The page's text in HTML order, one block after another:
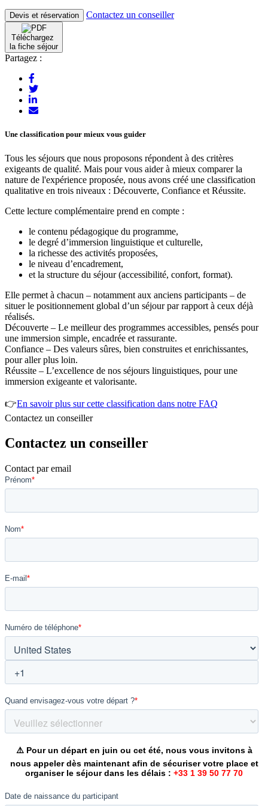
Devis et réservation Contactez un conseiller
Téléchargez
la fiche séjour
Partagez :
Une classification pour mieux vous guider
Tous les séjours que nous proposons répondent à des critères
exigeants de qualité. Mais pour vous aider à mieux comparer la
nature de l'expérience proposée, nous avons créé une classification
qualitative en trois niveaux : Découverte, Confiance et Réussite.
Cette lecture complémentaire prend en compte :
le contenu pédagogique du programme,
le degré d’immersion linguistique et culturelle,
la richesse des activités proposées,
le niveau d’encadrement,
et la structure du séjour (accessibilité, confort, format).
Elle permet à chacun – notamment aux anciens participants – de
situer le positionnement global d’un séjour par rapport à ceux déjà
réalisés.
Découverte – Le meilleur des programmes accessibles, pensés pour
une immersion simple, encadrée et rassurante.
Confiance – Des valeurs sûres, bien construites et enrichissantes,
pour aller plus loin.
Réussite – L’excellence de nos séjours linguistiques, pour une
immersion exigeante et valorisante.
👉En savoir plus sur cette classification dans notre FAQ
Contactez un conseiller
Contactez un conseiller
Contact par email